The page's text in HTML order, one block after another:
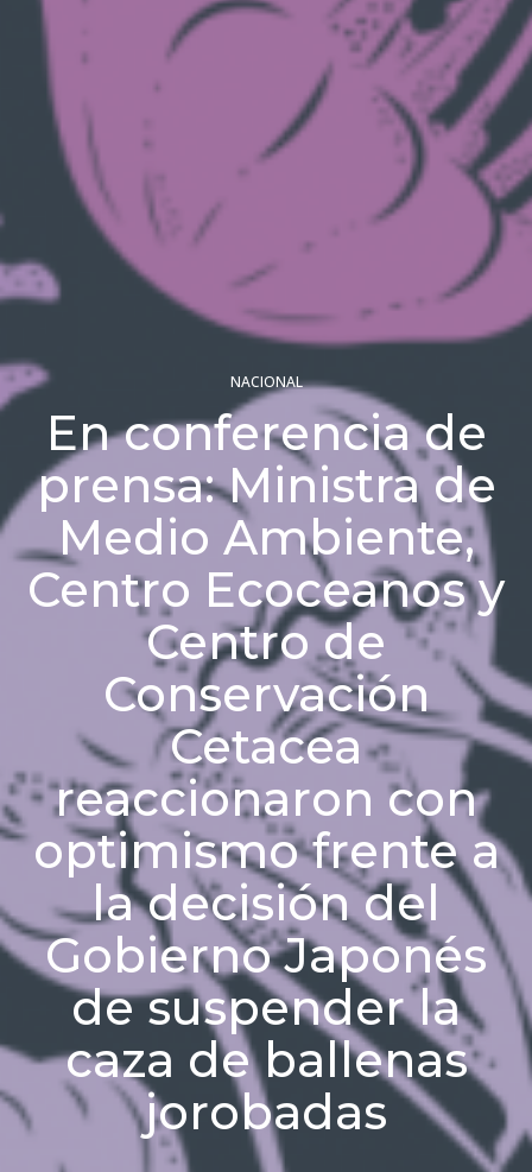
NACIONAL
En conferencia de
prensa: Ministra de
Medio Ambiente,
Centro Ecoceanos y
Centro de
Conservación
Cetacea
reaccionaron con
optimismo frente a
la decisión del
Gobierno Japonés
de suspender la
caza de ballenas
jorobadas